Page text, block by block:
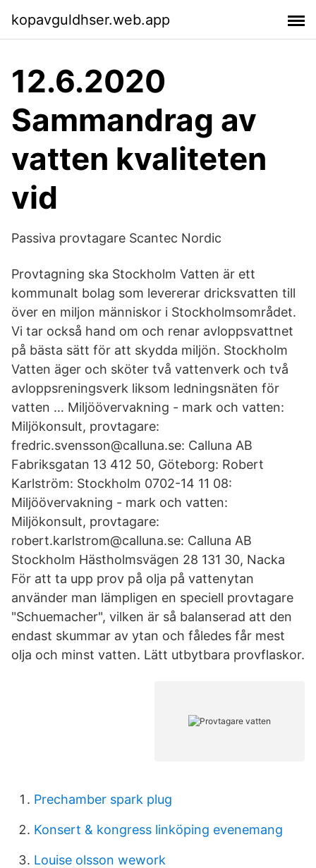
kopavguldhser.web.app
12.6.2020
Sammandrag av
vatten kvaliteten
vid
Passiva provtagare Scantec Nordic
Provtagning ska Stockholm Vatten är ett
kommunalt bolag som levererar dricksvatten till
över en miljon människor i Stockholmsområdet.
Vi tar också hand om och renar avloppsvattnet
på bästa sätt för att skydda miljön. Stockholm
Vatten äger och sköter två vattenverk och två
avloppsreningsverk liksom ledningsnäten för
vatten … Miljöövervakning - mark och vatten:
Miljökonsult, provtagare:
fredric.svensson@calluna.se: Calluna AB
Fabriksgatan 13 412 50, Göteborg: Robert
Karlström: Stockholm 0702-14 11 08:
Miljöövervakning - mark och vatten:
Miljökonsult, provtagare:
robert.karlstrom@calluna.se: Calluna AB
Stockholm Hästholmsvägen 28 131 30, Nacka
För att ta upp prov på olja på vattenytan
använder man lämpligen en speciell provtagare
"Schuemacher", vilken är så balanserad att den
endast skummar av ytan och fåledes får mest
olja och minst vatten. Lätt utbytbara provflaskor.
Prechamber spark plug
Konsert & kongress linköping evenemang
Louise olsson wework